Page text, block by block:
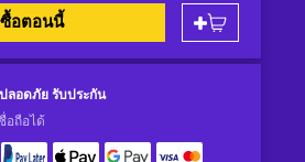
ซื้อตอนนี้
ปลอดภัย รับประกัน
อถือได้